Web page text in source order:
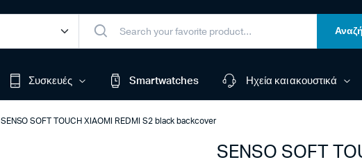
Συσκευές Smartwatches Ηχεία και ακουστικά
SENSO SOFT TOUCH XIAOMI REDMI S2 black backcover
SENSO SOFT